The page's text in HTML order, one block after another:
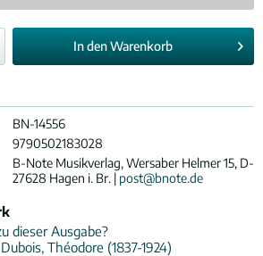
In denWarenkorb
BN-14556
9790502183028
B-Note Musikverlag, Wersaber Helmer 15, D-
27628 Hagen i. Br. | post@bnote.de
dieser Ausgabe?
Théodore (1837-1924)